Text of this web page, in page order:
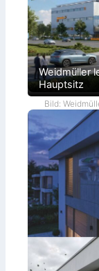
Weidmüller
Hauptsitz
Bild: